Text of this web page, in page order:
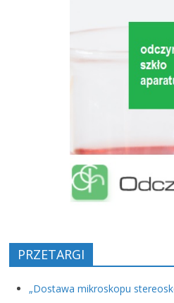
PRZETARGI
„Dostawa mikroskopu